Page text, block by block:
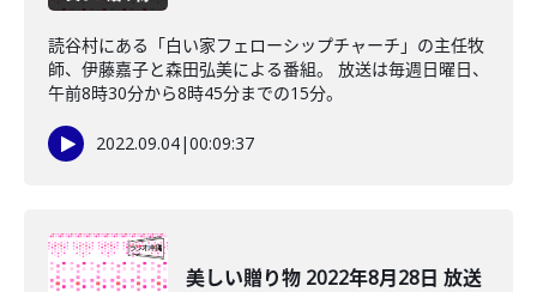
読谷村にある「白い家フェローシップチャーチ」の主任牧
師、伊藤嘉子と森田弘美による番組。 放送は毎週日曜日、
午前8時30分から8時45分までの15分。
2022.09.04|00:09:37
美しい贈り物 2022年8月28日 放送